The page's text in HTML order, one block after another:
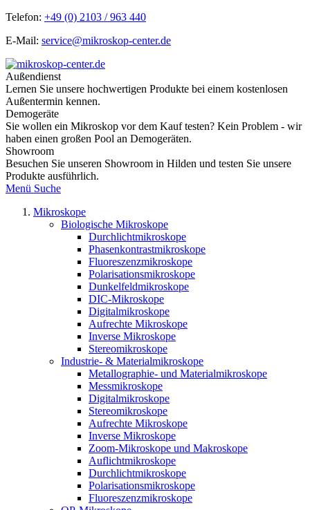
Telefon: +49 (0) 2103 / 963 440
E-Mail: service@mikroskop-center.de
Außendienst
Lernen Sie unsere hochwertigen Produkte bei einem kostenlosen
Außentermin kennen.
Demogeräte
Sie wollen ein Mikroskop vor dem Kauf testen? Kein Problem - wir
haben einen großen Pool an Demogeräten.
Showroom
Besuchen Sie unseren Showroom in Hilden und testen Sie unsere
Produkte ausführlich.
Menü Suche
Mikroskope
Biologische Mikroskope
Durchlichtmikroskope
Phasenkontrastmikroskope
Fluoreszenzmikroskope
Polarisationsmikroskope
Dunkelfeldmikroskope
DIC-Mikroskope
Digitalmikroskope
Aufrechte Mikroskope
Inverse Mikroskope
Stereomikroskope
Industrie- & Materialmikroskope
Metallographie- und Materialmikroskope
Messmikroskope
Digitalmikroskope
Stereomikroskope
Aufrechte Mikroskope
Inverse Mikroskope
Zoom-Mikroskope und Makroskope
Auflichtmikroskope
Durchlichtmikroskope
Polarisationsmikroskope
Fluoreszenzmikroskope